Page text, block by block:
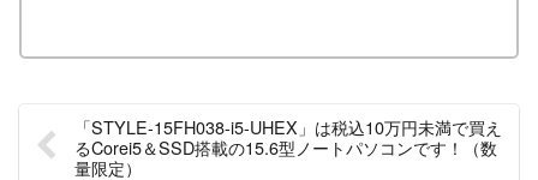
「STYLE-15FH038-i5-UHEX」は税込10万円未満で買え
るCorei5＆SSD搭載の15.6型ノートパソコンです！（数
量限定）